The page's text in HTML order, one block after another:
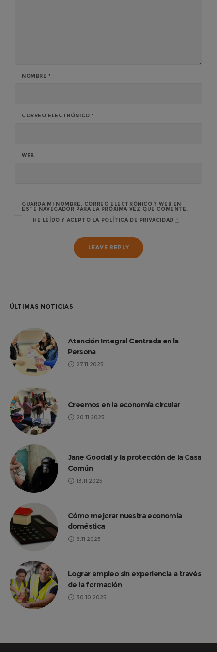
NOMBRE *
CORREO ELECTRÓNICO *
WEB
GUARDA MI NOMBRE, CORREO ELECTRÓNICO Y WEB EN
ESTE NAVEGADOR PARA LA PRÓXIMA VEZ QUE COMENTE.
HE LEÍDO Y ACEPTO LA POLÍTICA DE PRIVACIDAD *
ÚLTIMAS NOTICIAS
Atención Integral Centrada en la
Persona
27.11.2025
Creemos en la economía circular
20.11.2025
Jane Goodall y la protección de la Casa
Común
13.11.2025
Cómo mejorar nuestra economía
doméstica
6.11.2025
Lograr empleo sin experiencia a través
de la formación
30.10.2025